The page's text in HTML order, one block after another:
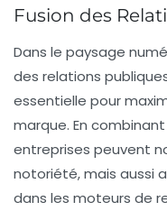
Fusion des
Dans le paysage
des relations
essentielle pour
marque. En
entreprises peuvent
notoriété, mais aussi
dans les moteurs de